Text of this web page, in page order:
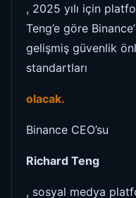
, 2025 yılı için
Teng’e göre
gelişmiş güvenlik
standartları
olacak.
Binance CEO’su
Richard Teng
, sosyal medya